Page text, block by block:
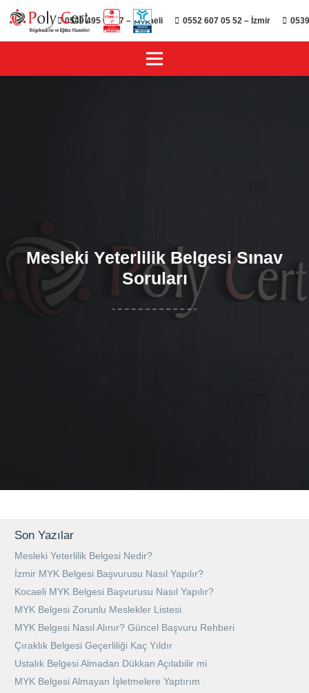
0549 495 01 47 – Kocaeli 0552 607 05 52 – İzmir
Mesleki Yeterlilik Belgesi Sınav
Soruları
Son Yazılar
Mesleki Yeterlilik Belgesi Nedir?
İzmir MYK Belgesi Başvurusu Nasıl Yapılır?
Kocaeli MYK Belgesi Başvurusu Nasıl Yapılır?
MYK Belgesi Zorunlu Meslekler Listesi
MYK Belgesi Nasıl Alınır? Güncel Başvuru Rehberi
Çıraklık Belgesi Geçerliliği Kaç Yıldır
Ustalık Belgesi Almadan Dükkan Açılabilir mi
MYK Belgesi Almayan İşletmelere Yaptırım